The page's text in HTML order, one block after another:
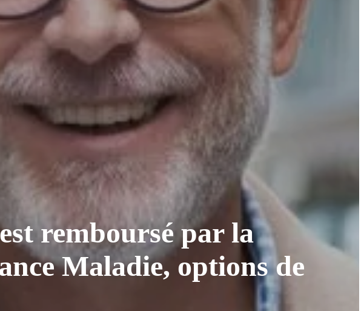
remboursé par la
Maladie, options de